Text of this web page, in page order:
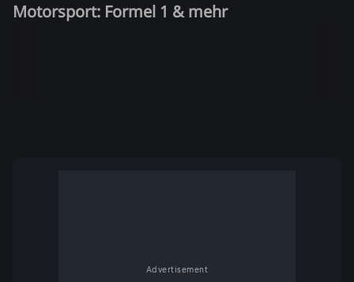
Motorsport: Formel 1 & mehr
Advertisement